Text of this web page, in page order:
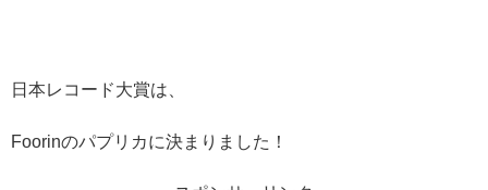
日本レコード大賞は、
Foorinのパプリカに決まりました！